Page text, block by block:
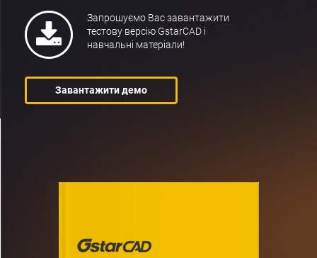
Запрошуємо Вас завантажити
тестову версію GstarCAD і
навчальні матеріали!
Завантажити демо